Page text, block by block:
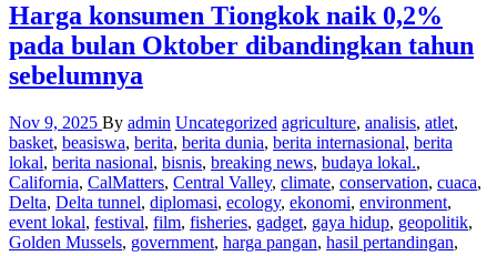
Harga konsumen Tiongkok naik 0,2%
pada bulan Oktober dibandingkan tahun
sebelumnya
Nov 9, 2025 By admin Uncategorized agriculture, analisis, atlet,
basket, beasiswa, berita, berita dunia, berita internasional, berita
lokal, berita nasional, bisnis, breaking news, budaya lokal.,
California, CalMatters, Central Valley, climate, conservation, cuaca,
Delta, Delta tunnel, diplomasi, ecology, ekonomi, environment,
event lokal, festival, film, fisheries, gadget, gaya hidup, geopolitik,
Golden Mussels, government, harga pangan, hasil pertandingan,